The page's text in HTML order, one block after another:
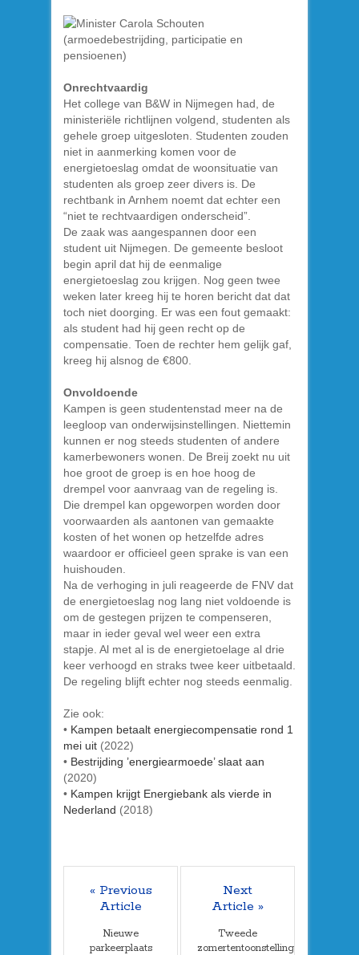
Onrechtvaardig
Het college van B&W in Nijmegen had, de
ministeriële richtlijnen volgend, studenten als
gehele groep uitgesloten. Studenten zouden
niet in aanmerking komen voor de
energietoeslag omdat de woonsituatie van
studenten als groep zeer divers is. De
rechtbank in Arnhem noemt dat echter een
“niet te rechtvaardigen onderscheid”.
De zaak was aangespannen door een
student uit Nijmegen. De gemeente besloot
begin april dat hij de eenmalige
energietoeslag zou krijgen. Nog geen twee
weken later kreeg hij te horen bericht dat dat
toch niet doorging. Er was een fout gemaakt:
als student had hij geen recht op de
compensatie. Toen de rechter hem gelijk gaf,
kreeg hij alsnog de €800.
Onvoldoende
Kampen is geen studentenstad meer na de
leegloop van onderwijsinstellingen. Niettemin
kunnen er nog steeds studenten of andere
kamerbewoners wonen. De Breij zoekt nu uit
hoe groot de groep is en hoe hoog de
drempel voor aanvraag van de regeling is.
Die drempel kan opgeworpen worden door
voorwaarden als aantonen van gemaakte
kosten of het wonen op hetzelfde adres
waardoor er officieel geen sprake is van een
huishouden.
Na de verhoging in juli reageerde de FNV dat
de energietoeslag nog lang niet voldoende is
om de gestegen prijzen te compenseren,
maar in ieder geval wel weer een extra
stapje. Al met al is de energietoelage al drie
keer verhoogd en straks twee keer uitbetaald.
De regeling blijft echter nog steeds eenmalig.
Zie ook:
• Kampen betaalt energiecompensatie rond 1
mei uit (2022)
• Bestrijding ’energiearmoede’ slaat aan
(2020)
• Kampen krijgt Energiebank als vierde in
Nederland (2018)
« Previous
Article
Nieuwe
parkeerplaats
Next
Article »
Tweede
zomertentoonstelling